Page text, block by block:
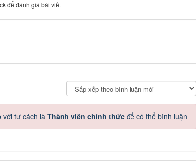
để đánh giá bài viết
với tư cách làThành viên chính thức để có thể bình luận